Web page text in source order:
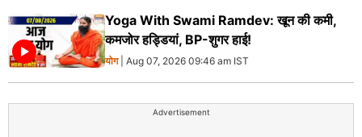
Yoga With Swami Ramdev: खून की कमी,
कमजोर हड्डियां, BP-शुगर हाई!
योग| Aug 07, 2026 09:46 am IST
Advertisement